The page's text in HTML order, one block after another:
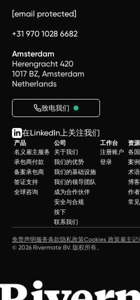
[email protected]
+31 970 1028 6682
Amsterdam
Herengracht 420
1017 BZ, Amsterdam
Netherlands
致电我们
在LinkedIn上关注我们
产品
名义雇主服务
承包商付款
备案承包商
签证支持
全球咨询
公司
关于我们
我们的优势
我们的基础设施
我们的领导团队
成为合作伙伴
安全与合规
按下
联系我们
工作台
注册账户
登录
资源
各
案
术
博客
作者
常
免责声明服务条款隐私政策Cookies 政策雇主记
© 2026 Rivermate BV. 版权所有。